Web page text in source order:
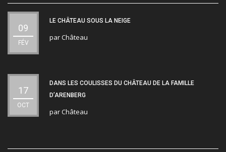
09
FÉV
LE CHÂTEAU SOUS LA NEIGE
parChâteau
17
OCT
DANS LES COULISSES DU CHÂTEAU DE LA FAMILLE
D’ARENBERG
parChâteau